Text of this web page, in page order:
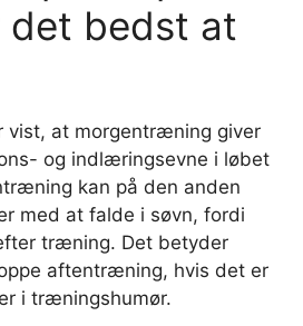
det bedst at
vist, at morgentræning giver
og indlæringsevne i løbet
kan på den anden
med at falde i søvn, fordi
træning. Det betyder
aftentræning, hvis det er
i træningshumør.